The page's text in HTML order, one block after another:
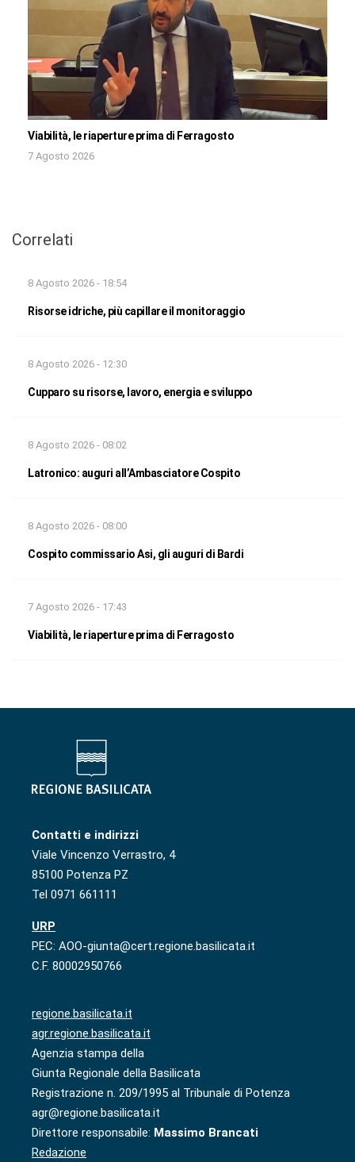
Viabilità, le riaperture prima di Ferragosto
7 Agosto 2026
Correlati
8 Agosto 2026 - 18:54
Risorse idriche, più capillare il monitoraggio
8 Agosto 2026 - 12:30
Cupparo su risorse, lavoro, energia e sviluppo
8 Agosto 2026 - 08:02
Latronico: auguri all’Ambasciatore Cospito
8 Agosto 2026 - 08:00
Cospito commissario Asi, gli auguri di Bardi
7 Agosto 2026 - 17:43
Viabilità, le riaperture prima di Ferragosto
Contatti e indirizzi
Viale Vincenzo Verrastro, 4
85100 Potenza PZ
Tel 0971 661111
URP
PEC: AOO-giunta@cert.regione.basilicata.it
C.F. 80002950766
regione.basilicata.it
agr.regione.basilicata.it
Agenzia stampa della
Giunta Regionale della Basilicata
Registrazione n. 209/1995 al Tribunale di Potenza
agr@regione.basilicata.it
Direttore responsabile: Massimo Brancati
Redazione